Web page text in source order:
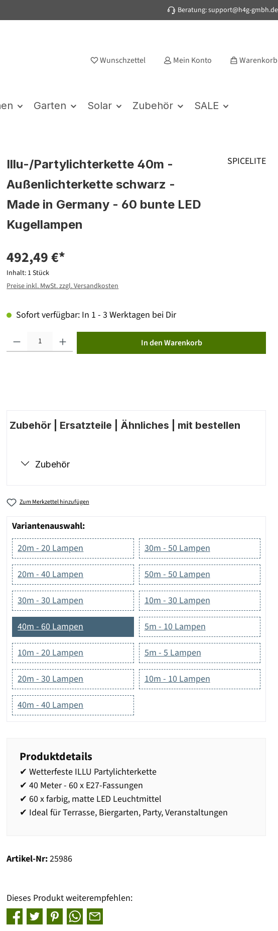
Beratung: support@h4g-gmbh.de
Wunschzettel Mein Konto Warenkorb
Garten Solar Zubehör SALE
Illu-/Partylichterkette 40m -
Außenlichterkette schwarz -
Made in Germany - 60 bunte LED
Kugellampen
SPICELITE
492,49 €*
Inhalt: 1 Stück
Preise inkl. MwSt. zzgl. Versandkosten
Sofort verfügbar: In 1 - 3 Werktagen bei Dir
In den Warenkorb
Zubehör | Ersatzteile | Ähnliches | mit bestellen
Zubehör
Zum Merkzettel hinzufügen
Variantenauswahl:
20m - 20 Lampen
30m - 50 Lampen
20m - 40 Lampen 50m - 50 Lampen
30m - 30 Lampen 10m - 30 Lampen
40m - 60 Lampen 5m - 10 Lampen
10m - 20 Lampen 5m - 5 Lampen
20m - 30 Lampen 10m - 10 Lampen
40m - 40 Lampen
Produktdetails
✔ Wetterfeste ILLU Partylichterkette
✔ 40 Meter - 60 x E27-Fassungen
✔ 60 x farbig, matte LED Leuchtmittel
✔ Ideal für Terrasse, Biergarten, Party, Veranstaltungen
Artikel-Nr:25986
Dieses Produkt weiterempfehlen: